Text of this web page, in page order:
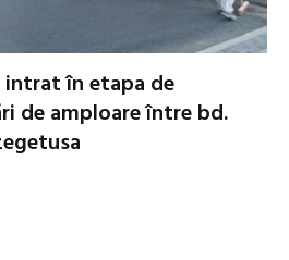
intrat în etapa de
de amploare între bd.